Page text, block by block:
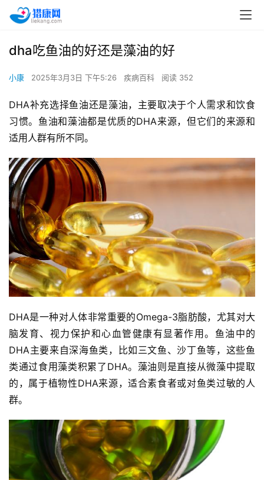
dha吃鱼油的好还是藻油的好
小康 2025年3月3日 下午5:26 疾病百科 阅读 352
DHA补充选择鱼油还是藻油，主要取决于个人需求和饮食
习惯。鱼油和藻油都是优质的DHA来源，但它们的来源和
适用人群有所不同。
DHA是一种对人体非常重要的Omega-3脂肪酸，尤其对大
脑发育、视力保护和心血管健康有显著作用。鱼油中的
DHA主要来自深海鱼类，比如三文鱼、沙丁鱼等，这些鱼
类通过食用藻类积累了DHA。藻油则是直接从微藻中提取
的，属于植物性DHA来源，适合素食者或对鱼类过敏的人
群。